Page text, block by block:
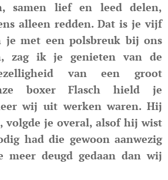
samen lief en leed delen,
alleen redden. Dat is je vijf
je met een polsbreuk bij ons
zag ik je genieten van de
van een groot
boxer Flasch hield je
wij uit werken waren. Hij
volgde je overal, alsof hij wist
had die gewoon aanwezig
meer deugd gedaan dan wij